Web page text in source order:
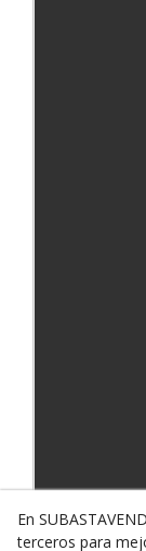
En
terceros para